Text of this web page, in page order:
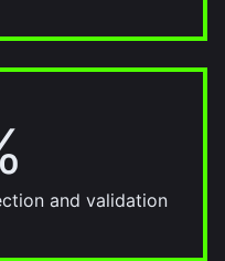
and validation